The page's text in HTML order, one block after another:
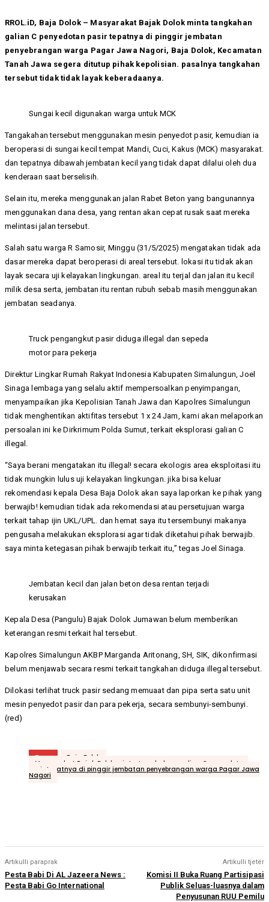
RROL.iD, Baja Dolok – Masyarakat Bajak Dolok minta tangkahan
galian C penyedotan pasir tepatnya di pinggir jembatan
penyebrangan warga Pagar Jawa Nagori, Baja Dolok, Kecamatan
Tanah Jawa segera ditutup pihak kepolisian. pasalnya tangkahan
tersebut tidak tidak layak keberadaanya.
Sungai kecil digunakan warga untuk MCK
Tangakahan tersebut menggunakan mesin penyedot pasir, kemudian ia
beroperasi di sungai kecil tempat Mandi, Cuci, Kakus (MCK) masyarakat.
dan tepatnya dibawah jembatan kecil yang tidak dapat dilalui oleh dua
kenderaan saat berselisih.
Selain itu, mereka menggunakan jalan Rabet Beton yang bangunannya
menggunakan dana desa, yang rentan akan cepat rusak saat mereka
melintasi jalan tersebut.
Salah satu warga R Samosir, Minggu (31/5/2025) mengatakan tidak ada
dasar mereka dapat beroperasi di areal tersebut. lokasi itu tidak akan
layak secara uji kelayakan lingkungan. areal itu terjal dan jalan itu kecil
milik desa serta, jembatan itu rentan rubuh sebab masih menggunakan
jembatan seadanya.
Truck pengangkut pasir diduga illegal dan sepeda
motor para pekerja
Direktur Lingkar Rumah Rakyat Indonesia Kabupaten Simalungun, Joel
Sinaga lembaga yang selalu aktif mempersoalkan penyimpangan,
menyampaikan jika Kepolisian Tanah Jawa dan Kapolres Simalungun
tidak menghentikan aktifitas tersebut 1 x 24 Jam, kami akan melaporkan
persoalan ini ke Dirkrimum Polda Sumut, terkait eksplorasi galian C
illegal.
“Saya berani mengatakan itu illegal! secara ekologis area eksploitasi itu
tidak mungkin lulus uji kelayakan lingkungan. jika bisa keluar
rekomendasi kepala Desa Baja Dolok akan saya laporkan ke pihak yang
berwajib! kemudian tidak ada rekomendasi atau persetujuan warga
terkait tahap ijin UKL/UPL. dan hemat saya itu tersembunyi makanya
pengusaha melakukan eksplorasi agar tidak diketahui pihak berwajib.
saya minta ketegasan pihak berwajib terkait itu,” tegas Joel Sinaga.
Jembatan kecil dan jalan beton desa rentan terjadi
kerusakan
Kepala Desa (Pangulu) Bajak Dolok Jumawan belum memberikan
keterangan resmi terkait hal tersebut.
Kapolres Simalungun AKBP Marganda Aritonang, SH, SIK, dikonfirmasi
belum menjawab secara resmi terkait tangkahan diduga illegal tersebut.
Dilokasi terlihat truck pasir sedang memuaat dan pipa serta satu unit
mesin penyedot pasir dan para pekerja, secara sembunyi-sembunyi.
(red)
Tags Baja Dolok
Masyarakat Bajak Dolok minta tangkahan galian C penyedotan
pasir tepatnya di pinggir jembatan penyebrangan warga Pagar Jawa
Nagori
Artikulli paraprak
Pesta Babi Di AL Jazeera News :
Pesta Babi Go International
Artikulli tjetër
Komisi II Buka Ruang Partisipasi
Publik Seluas-luasnya dalam
Penyusunan RUU Pemilu